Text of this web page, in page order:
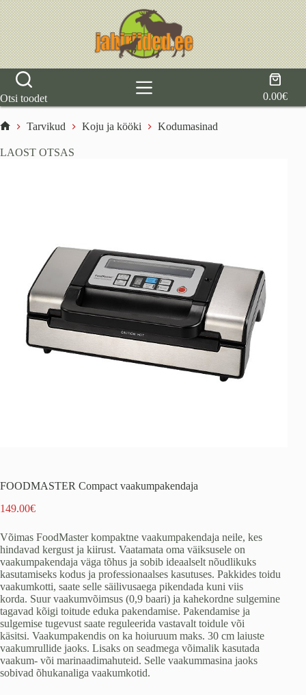
Skip
to
content
Otsi toodet
cart
0.00€
Tarvikud Koju ja kööki Kodumasinad
LAOST OTSAS
FOODMASTER Compact vaakumpakendaja
149.00€
Võimas FoodMaster kompaktne vaakumpakendaja neile, kes
hindavad kergust ja kiirust. Vaatamata oma väiksusele on
vaakumpakendaja väga tõhus ja sobib ideaalselt nõudlikuks
kasutamiseks kodus ja professionaalses kasutuses. Pakkides toidu
vaakumkotti, saate selle säilivusaega pikendada kuni viis
korda. Suur vaakumvõimsus (0,9 baari) ja kahekordne sulgemine
tagavad kõigi toitude eduka pakendamise. Pakendamise ja
sulgemise tugevust saate reguleerida vastavalt toidule või
käsitsi. Vaakumpakendis on ka hoiuruum maks. 30 cm laiuste
vaakumrullide jaoks. Lisaks on seadmega võimalik kasutada
vaakum- või marinaadimahuteid. Selle vaakummasina jaoks
sobivad õhukanaliga vaakumkotid.